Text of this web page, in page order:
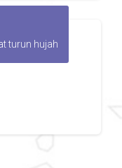
turun hujah